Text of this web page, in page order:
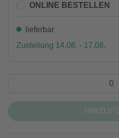
ONLINE BESTELLEN
lieferbar
Zustellung 14.08. - 17.08.